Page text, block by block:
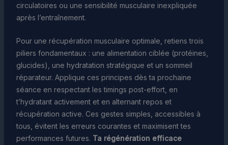
circulatoires ou une sensibilité musculaire inexpliquée
après l’entraînement.
Pour une récupération musculaire optimale, retiens trois
piliers fondamentaux : une alimentation ciblée (protéines,
glucides), une hydratation stratégique et un sommeil
réparateur. Applique ces principes dès ta prochaine
séance en respectant les timings post-effort, en
t’hydratant activement et en alternant repos et
récupération active. Ces gestes simples, accessibles à
tous, évitent les erreurs courantes et maximisent tes
performances futures. Ta régénération efficace